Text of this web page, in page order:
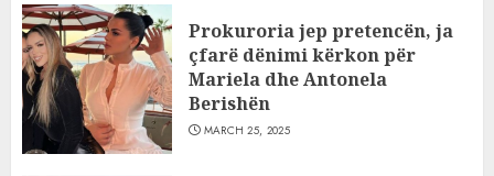
Prokuroria jep pretencën, ja
çfarë dënimi kërkon për
Mariela dhe Antonela
Berishën
MARCH 25, 2025